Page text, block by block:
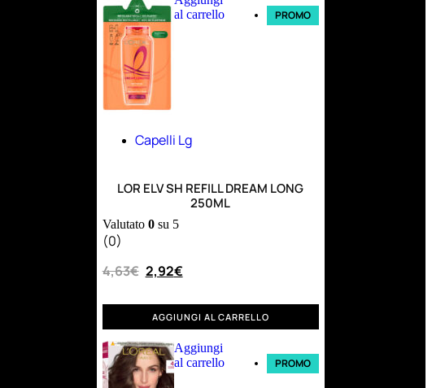
al carrello
PROMO
Capelli Lg
LOR ELV SH REFILL DREAM LONG
250ML
Valutato 0su 5
(0)
4,63€ 2,92€
AGGIUNGI AL CARRELLO
Aggiungi
al carrello
PROMO